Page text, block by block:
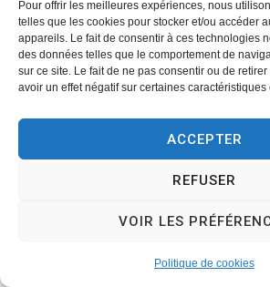
Pour offrir les meilleures expériences, nous
telles que les cookies pour stocker et/ou accéder
appareils. Le fait de consentir à ces technologies
des données telles que le comportement de
sur ce site. Le fait de ne pas consentir ou de
avoir un effet négatif sur certaines caractéristiques
ACCEPTER
REFUSER
VOIR LES
Politique de cookies
PLUS
DECISION-2026-004
BD 2026 BULLE DANS LA
DEDICACES 12 04 2026